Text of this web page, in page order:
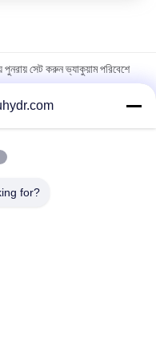
সেট করুন ভ্যাকুয়াম পরিবেশে
স্বয়ংক্রিয় পুনরায় সেট বায়ু
পাম্পের জন্য নির্ভরযোগ্য
for?